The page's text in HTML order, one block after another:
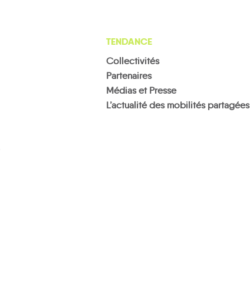
TENDANCE
Collectivités
Partenaires
Médias et Presse
L’actualité des mobilités partagées